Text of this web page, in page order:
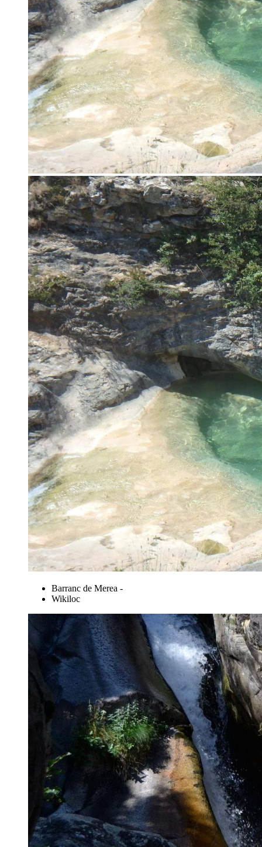
Barranc de Merea -
Wikiloc